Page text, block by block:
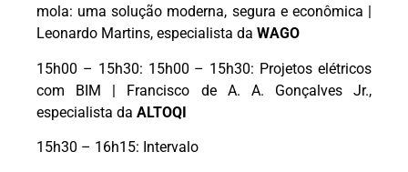
mola: uma solução moderna, segura e econômica |
Leonardo Martins, especialista da WAGO
15h00 – 15h30: 15h00 – 15h30: Projetos elétricos
com BIM | Francisco de A. A. Gonçalves Jr.,
especialista da ALTOQI
15h30 – 16h15: Intervalo